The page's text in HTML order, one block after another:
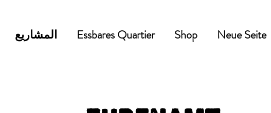
المشاريع Essbares Quartier Shop Neue Seite